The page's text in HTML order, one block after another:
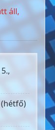
áll,